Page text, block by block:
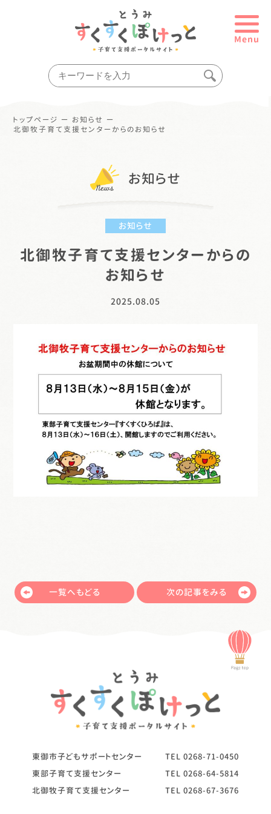
Menu
トップページ ー お知らせ ー
北御牧子育て支援センターからのお知らせ
お知らせ
お知らせ
北御牧子育て支援センターからの
お知らせ
2025.08.05
一覧へもどる 次の記事をみる
東御市子どもサポートセンター TEL 0268-71-0450
東部子育て支援センター
TEL 0268-64-5814
北御牧子育て支援センター
TEL 0268-67-3676